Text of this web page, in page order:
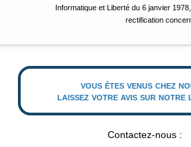
Informatique et Liberté du 6 janvier
rectification
vous êtes venus chez
laissez votre avis sur notre
Contactez-nous :